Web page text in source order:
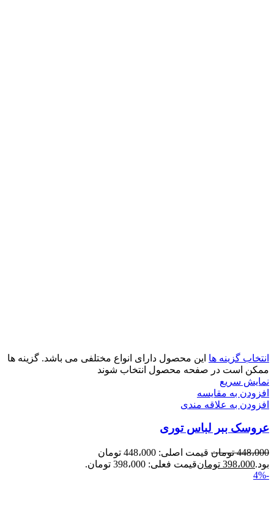
انتخاب گزینه ها این محصول دارای انواع مختلفی می باشد. گزینه ها
ممکن است در صفحه محصول انتخاب شوند
نمایش سریع
افزودن به مقایسه
افزودن به علاقه مندی
عروسک ببر لباس توری
448،000 تومان
قیمت اصلی: 448،000 تومان
بود.398،000 تومانقیمت فعلی: 398،000 تومان.
-4%